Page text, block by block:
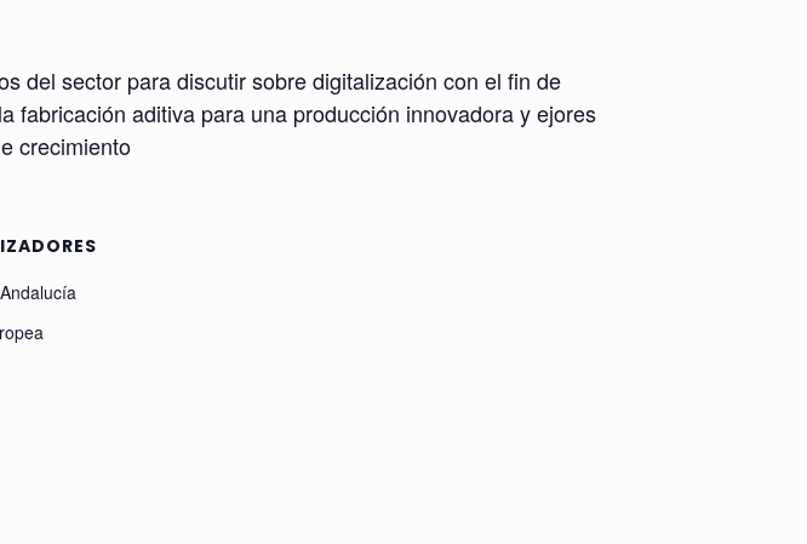
del sector para discutir sobre digitalización con el fin de
fabricación aditiva para una producción innovadora y ejores
crecimiento